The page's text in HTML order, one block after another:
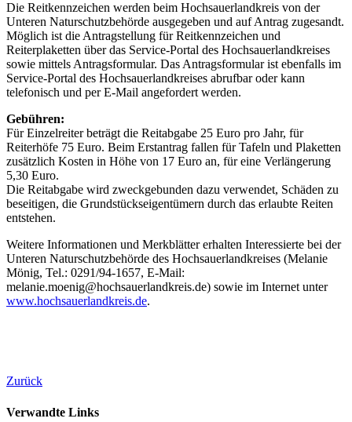
Die Reitkennzeichen werden beim Hochsauerlandkreis von der
Unteren Naturschutzbehörde ausgegeben und auf Antrag zugesandt.
Möglich ist die Antragstellung für Reitkennzeichen und
Reiterplaketten über das Service-Portal des Hochsauerlandkreises
sowie mittels Antragsformular. Das Antragsformular ist ebenfalls im
Service-Portal des Hochsauerlandkreises abrufbar oder kann
telefonisch und per E-Mail angefordert werden.
Gebühren:
Für Einzelreiter beträgt die Reitabgabe 25 Euro pro Jahr, für
Reiterhöfe 75 Euro. Beim Erstantrag fallen für Tafeln und Plaketten
zusätzlich Kosten in Höhe von 17 Euro an, für eine Verlängerung
5,30 Euro.
Die Reitabgabe wird zweckgebunden dazu verwendet, Schäden zu
beseitigen, die Grundstückseigentümern durch das erlaubte Reiten
entstehen.
Weitere Informationen und Merkblätter erhalten Interessierte bei der
Unteren Naturschutzbehörde des Hochsauerlandkreises (Melanie
Mönig, Tel.: 0291/94-1657, E-Mail:
melanie.moenig@hochsauerlandkreis.de) sowie im Internet unter
www.hochsauerlandkreis.de.
Zurück
Verwandte Links